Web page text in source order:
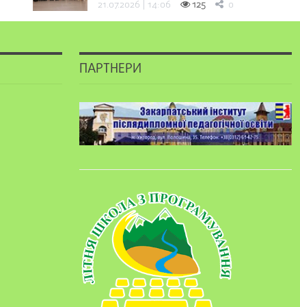
21.07.2026 | 14:06 125 0
ПАРТНЕРИ